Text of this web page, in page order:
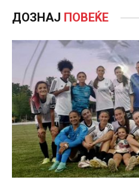
ДОЗНАЈ ПОВЕЌЕ